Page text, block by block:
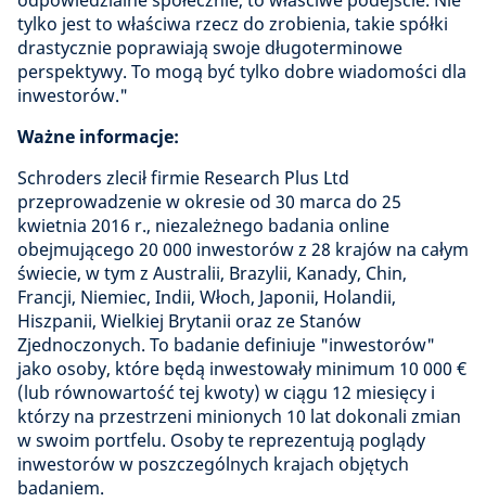
tylko jest to właściwa rzecz do zrobienia, takie spółki
drastycznie poprawiają swoje długoterminowe
perspektywy. To mogą być tylko dobre wiadomości dla
inwestorów."
Ważne informacje:
Schroders zlecił firmie Research Plus Ltd
przeprowadzenie w okresie od 30 marca do 25
kwietnia 2016 r., niezależnego badania online
obejmującego 20 000 inwestorów z 28 krajów na całym
świecie, w tym z Australii, Brazylii, Kanady, Chin,
Francji, Niemiec, Indii, Włoch, Japonii, Holandii,
Hiszpanii, Wielkiej Brytanii oraz ze Stanów
Zjednoczonych. To badanie definiuje "inwestorów"
jako osoby, które będą inwestowały minimum 10 000 €
(lub równowartość tej kwoty) w ciągu 12 miesięcy i
którzy na przestrzeni minionych 10 lat dokonali zmian
w swoim portfelu. Osoby te reprezentują poglądy
inwestorów w poszczególnych krajach objętych
badaniem.